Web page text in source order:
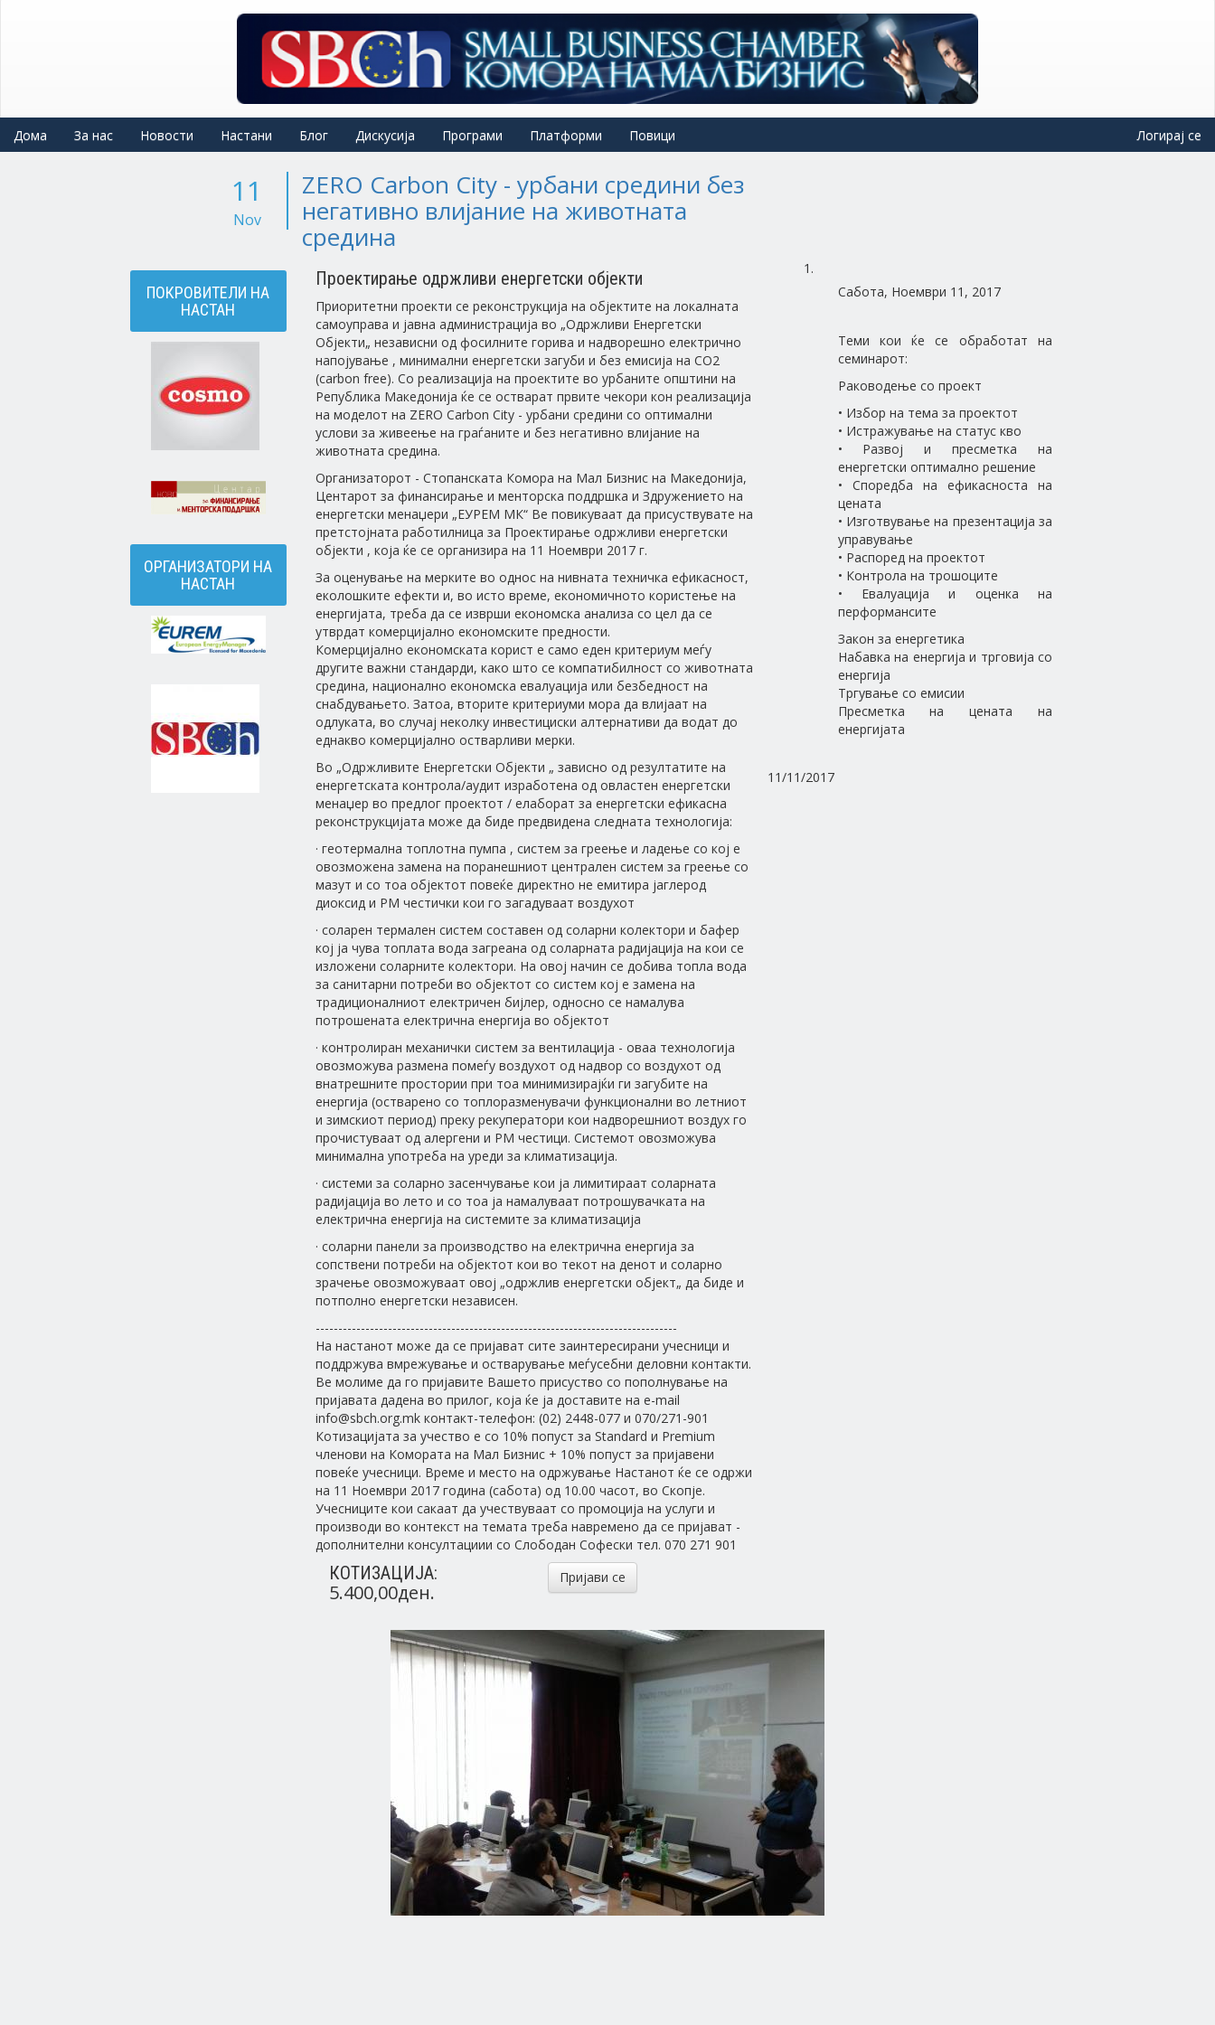
Дома За нас Новости Настани Блог Дискусија Програми Платформи Повици Логирај се
11
Nov
ZERO Carbon City - урбани средини без
негативно влијание на животната
средина
ПОКРОВИТЕЛИ НА
НАСТАН
ОРГАНИЗАТОРИ НА
НАСТАН
Проектирање одржливи енергетски објекти
Приоритетни проекти се реконструкција на објектите на локалната
самоуправа и јавна администрација во „Одржливи Енергетски
Објекти„ независни од фосилните горива и надворешно електрично
напојување , минимални енергетски загуби и без емисија на CO2
(carbon free). Со реализација на проектите во урбаните општини на
Република Македонија ќе се остварат првите чекори кон реализација
на моделот на ZERO Carbon City - урбани средини со оптимални
услови за живеење на граѓаните и без негативно влијание на
животната средина.
Организаторот - Стопанската Комора на Мал Бизнис на Македонија,
Центарот за финансирање и менторска поддршка и Здружението на
енергетски менаџери „ЕУРЕМ МК“ Ве повикуваат да присуствувате на
претстојната работилница за Проектирање одржливи енергетски
објекти , која ќе се организира на 11 Ноември 2017 г.
За оценување на мерките во однос на нивната техничка ефикасност,
еколошките ефекти и, во исто време, економичното користење на
енергијата, треба да се изврши економска анализа со цел да се
утврдат комерцијално економските предности.
Комерцијално економската корист е само еден критериум меѓу
другите важни стандарди, како што се компатибилност со животната
средина, национално економска евалуација или безбедност на
снабдувањето. Затоа, вторите критериуми мора да влијаат на
одлуката, во случај неколку инвестициски алтернативи да водат до
еднакво комерцијално остварливи мерки.
Во „Одржливите Енергетски Објекти „ зависно од резултатите на
енергетската контрола/аудит изработена од овластен енергетски
менаџер во предлог проектот / елаборат за енергетски ефикасна
реконструкцијата може да биде предвидена следната технологија:
· геотермална топлотна пумпа , систем за греење и ладење со кој е
овозможена замена на поранешниот централен систем за греење со
мазут и со тоа објектот повеќе директно не емитира јаглерод
диоксид и PM честички кои го загадуваат воздухот
· соларен термален систем составен од соларни колектори и бафер
кој ја чува топлата вода загреана од соларната радијација на кои се
изложени соларните колектори. На овој начин се добива топла вода
за санитарни потреби во објектот со систем кој е замена на
традиционалниот електричен бијлер, односно се намалува
потрошената електрична енергија во објектот
· контролиран механички систем за вентилација - оваа технологија
овозможува размена помеѓу воздухот од надвор со воздухот од
внатрешните простории при тоа минимизирајќи ги загубите на
енергија (остварено со топлоразменувачи функционални во летниот
и зимскиот период) преку рекуператори кои надворешниот воздух го
прочистуваат од алергени и PM честици. Системот овозможува
минимална употреба на уреди за климатизација.
· системи за соларно засенчување кои ја лимитираат соларната
радијација во лето и со тоа ја намалуваат потрошувачката на
електрична енергија на системите за климатизација
· соларни панели за производство на електрична енергија за
сопствени потреби на објектот кои во текот на денот и соларно
зрачење овозможуваат овој „одржлив енергетски објект„ да биде и
потполно енергетски независен.
--------------------------------------------------------------------------------
На настанот може да се пријават сите заинтересирани учесници и
поддржува вмрежување и остварување меѓусебни деловни контакти.
Ве молиме да го пријавите Вашето присуство со пополнување на
пријавата дадена во прилог, која ќе ја доставите на e-mail
info@sbch.org.mk контакт-телефон: (02) 2448-077 и 070/271-901
Котизацијата за учество е со 10% попуст за Standard и Premium
членови на Комората на Мал Бизнис + 10% попуст за пријавени
повеќе учесници. Време и место на одржување Настанот ќе се одржи
на 11 Ноември 2017 година (сабота) од 10.00 часот, во Скопје.
Учесниците кои сакаат да учествуваат со промоција на услуги и
производи во контекст на темата треба навремено да се пријават -
дополнителни консултациии со Слободан Софески тел. 070 271 901
КОТИЗАЦИЈА:
5.400,00ден.
Пријави се
Сабота, Ноември 11, 2017
Теми кои ќе се обработат на
семинарот:
Раководење со проект
• Избор на тема за проектот
• Истражување на статус кво
• Развој и пресметка на
енергетски оптимално решение
• Споредба на ефикасноста на
цената
• Изготвување на презентација за
управување
• Распоред на проектот
• Контрола на трошоците
• Евалуација и оценка на
перформансите
Закон за енергетика
Набавка на енергија и трговија со
енергија
Тргување со емисии
Пресметка на цената на
енергијата
11/11/2017